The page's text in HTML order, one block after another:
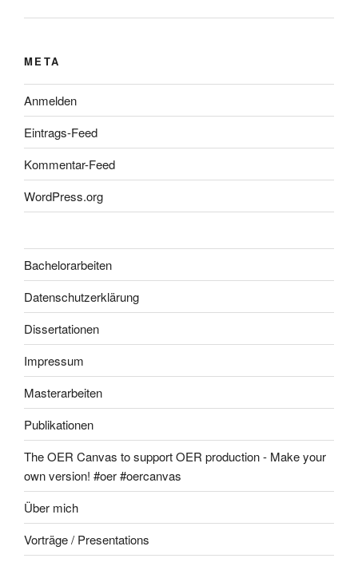
META
Anmelden
Eintrags-Feed
Kommentar-Feed
WordPress.org
Bachelorarbeiten
Datenschutzerklärung
Dissertationen
Impressum
Masterarbeiten
Publikationen
The OER Canvas to support OER production - Make your
own version! #oer #oercanvas
Über mich
Vorträge / Presentations